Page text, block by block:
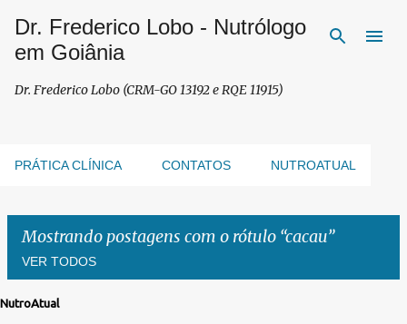
Pular para o conteúdo principal
Dr. Frederico Lobo - Nutrólogo
em Goiânia
Dr. Frederico Lobo (CRM-GO 13192 e RQE 11915)
PRÁTICA CLÍNICA CONTATOS NUTROATUAL
Mostrando postagens com o rótulo cacau
VER TODOS
NutroAtual